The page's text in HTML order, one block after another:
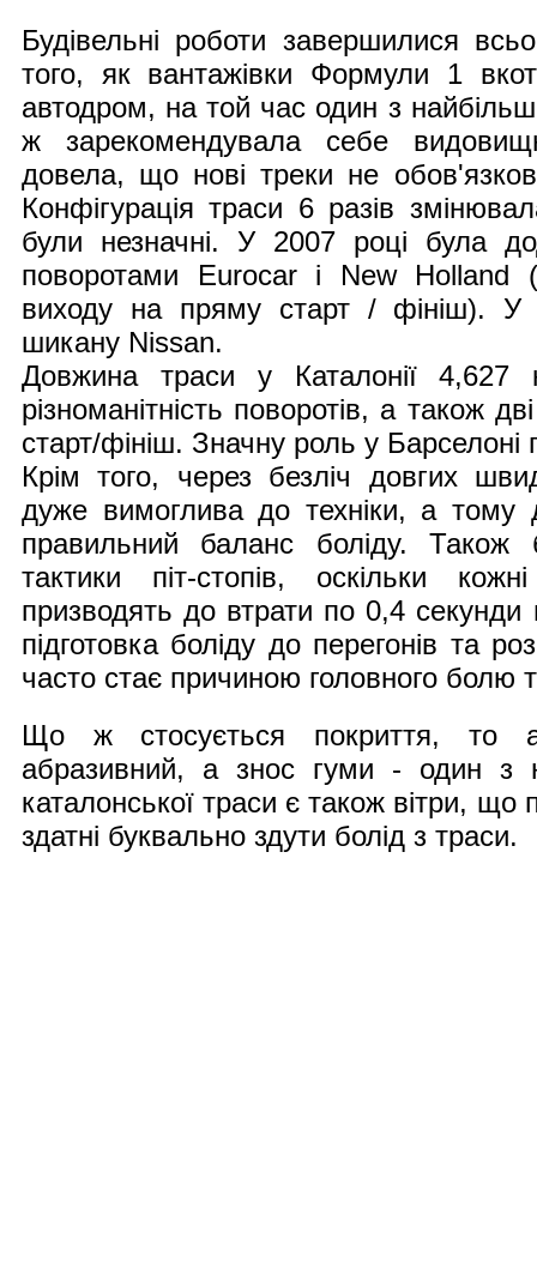
Будівельні роботи завершилися
того, як вантажівки Формули 1
автодром, на той час один з
ж зарекомендувала себе
довела, що нові треки не
Конфігурація траси 6 разів
були незначні. У 2007 році була
поворотами Eurocar і New Holland
виходу на пряму старт / фініш). У
шикану Nissan.
Довжина траси у Каталонії
різноманітність поворотів, а також
старт/фініш. Значну роль у Барселоні
Крім того, через безліч довгих
дуже вимоглива до техніки, а тому
правильний баланс боліду. Також
тактики піт-стопів, оскільки
призводять до втрати по 0,4
підготовка боліду до перегонів та
часто стає причиною головного болю
Що ж стосується покриття, то
абразивний, а знос гуми - один з
каталонської траси є також вітри, що
здатні буквально здути болід з траси.